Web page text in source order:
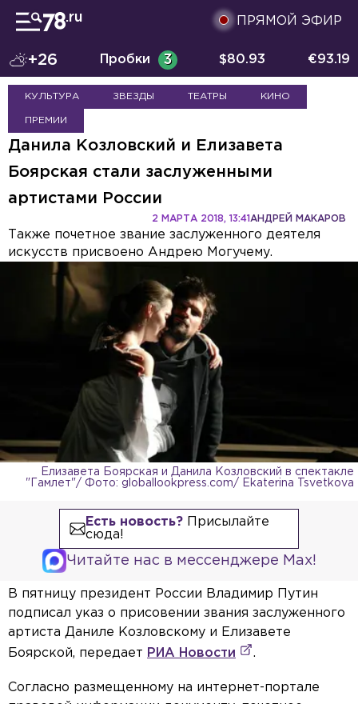
ПРЯМОЙ ЭФИР
+26 Пробки 3 $80.93 €93.19
КУЛЬТУРА ЗВЕЗДЫ ТЕАТРЫ КИНО
ПРЕМИИ
Данила Козловский и Елизавета
Боярская стали заслуженными
артистами России
АНДРЕЙ МАКАРОВ
2 МАРТА 2018, 13:41
Также почетное звание заслуженного деятеля
искусств присвоено Андрею Могучему.
Елизавета Боярская и Данила Козловский в спектакле
"Гамлет"/ Фото: globallookpress.com/ Ekaterina Tsvetkova
Есть новость?Присылайте
сюда!
Читайте нас в мессенджере Max!
В пятницу президент России Владимир Путин
подписал указ о присовении звания заслуженного
артиста Даниле Козловскому и Елизавете
Боярской, передает РИА Новости .
Согласно размещенному на интернет-портале